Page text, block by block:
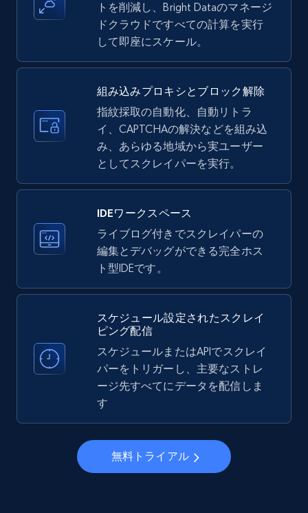
Title, Seller name, Brand, Description, Initial
price, Currency, Availability, Reviews count, and
LinkedIn company information
ID, Name, Country code, Locations, Followers,
more.
33.6K+ 3.5K+ 無料トライアル
Instagram - Profiles
Account, Fbid, ID, Followers, Posts count, Is
business account, Is professional account, Is
verified, and more.
3.5K+ 無料トライアル
Instagram - Profiles - Collect profile
information by user name
トを削減し、Bright Dataのマネージ
ドクラウドですべての計算を実行
して即座にスケール。
組み込みプロキシとブロック解除
指紋採取の自動化、自動リトラ
イ、CAPTCHAの解決などを組み込
み、あらゆる地域から実ユーザー
としてスクレイパーを実行。
IDEワークスペース
ライブログ付きでスクレイパーの
編集とデバッグができる完全ホス
ト型IDEです。
スケジュール設定されたスクレイ
ピング配信
スケジュールまたはAPIでスクレイ
パーをトリガーし、主要なストレ
ージ先すべてにデータを配信しま
す
無料トライアル